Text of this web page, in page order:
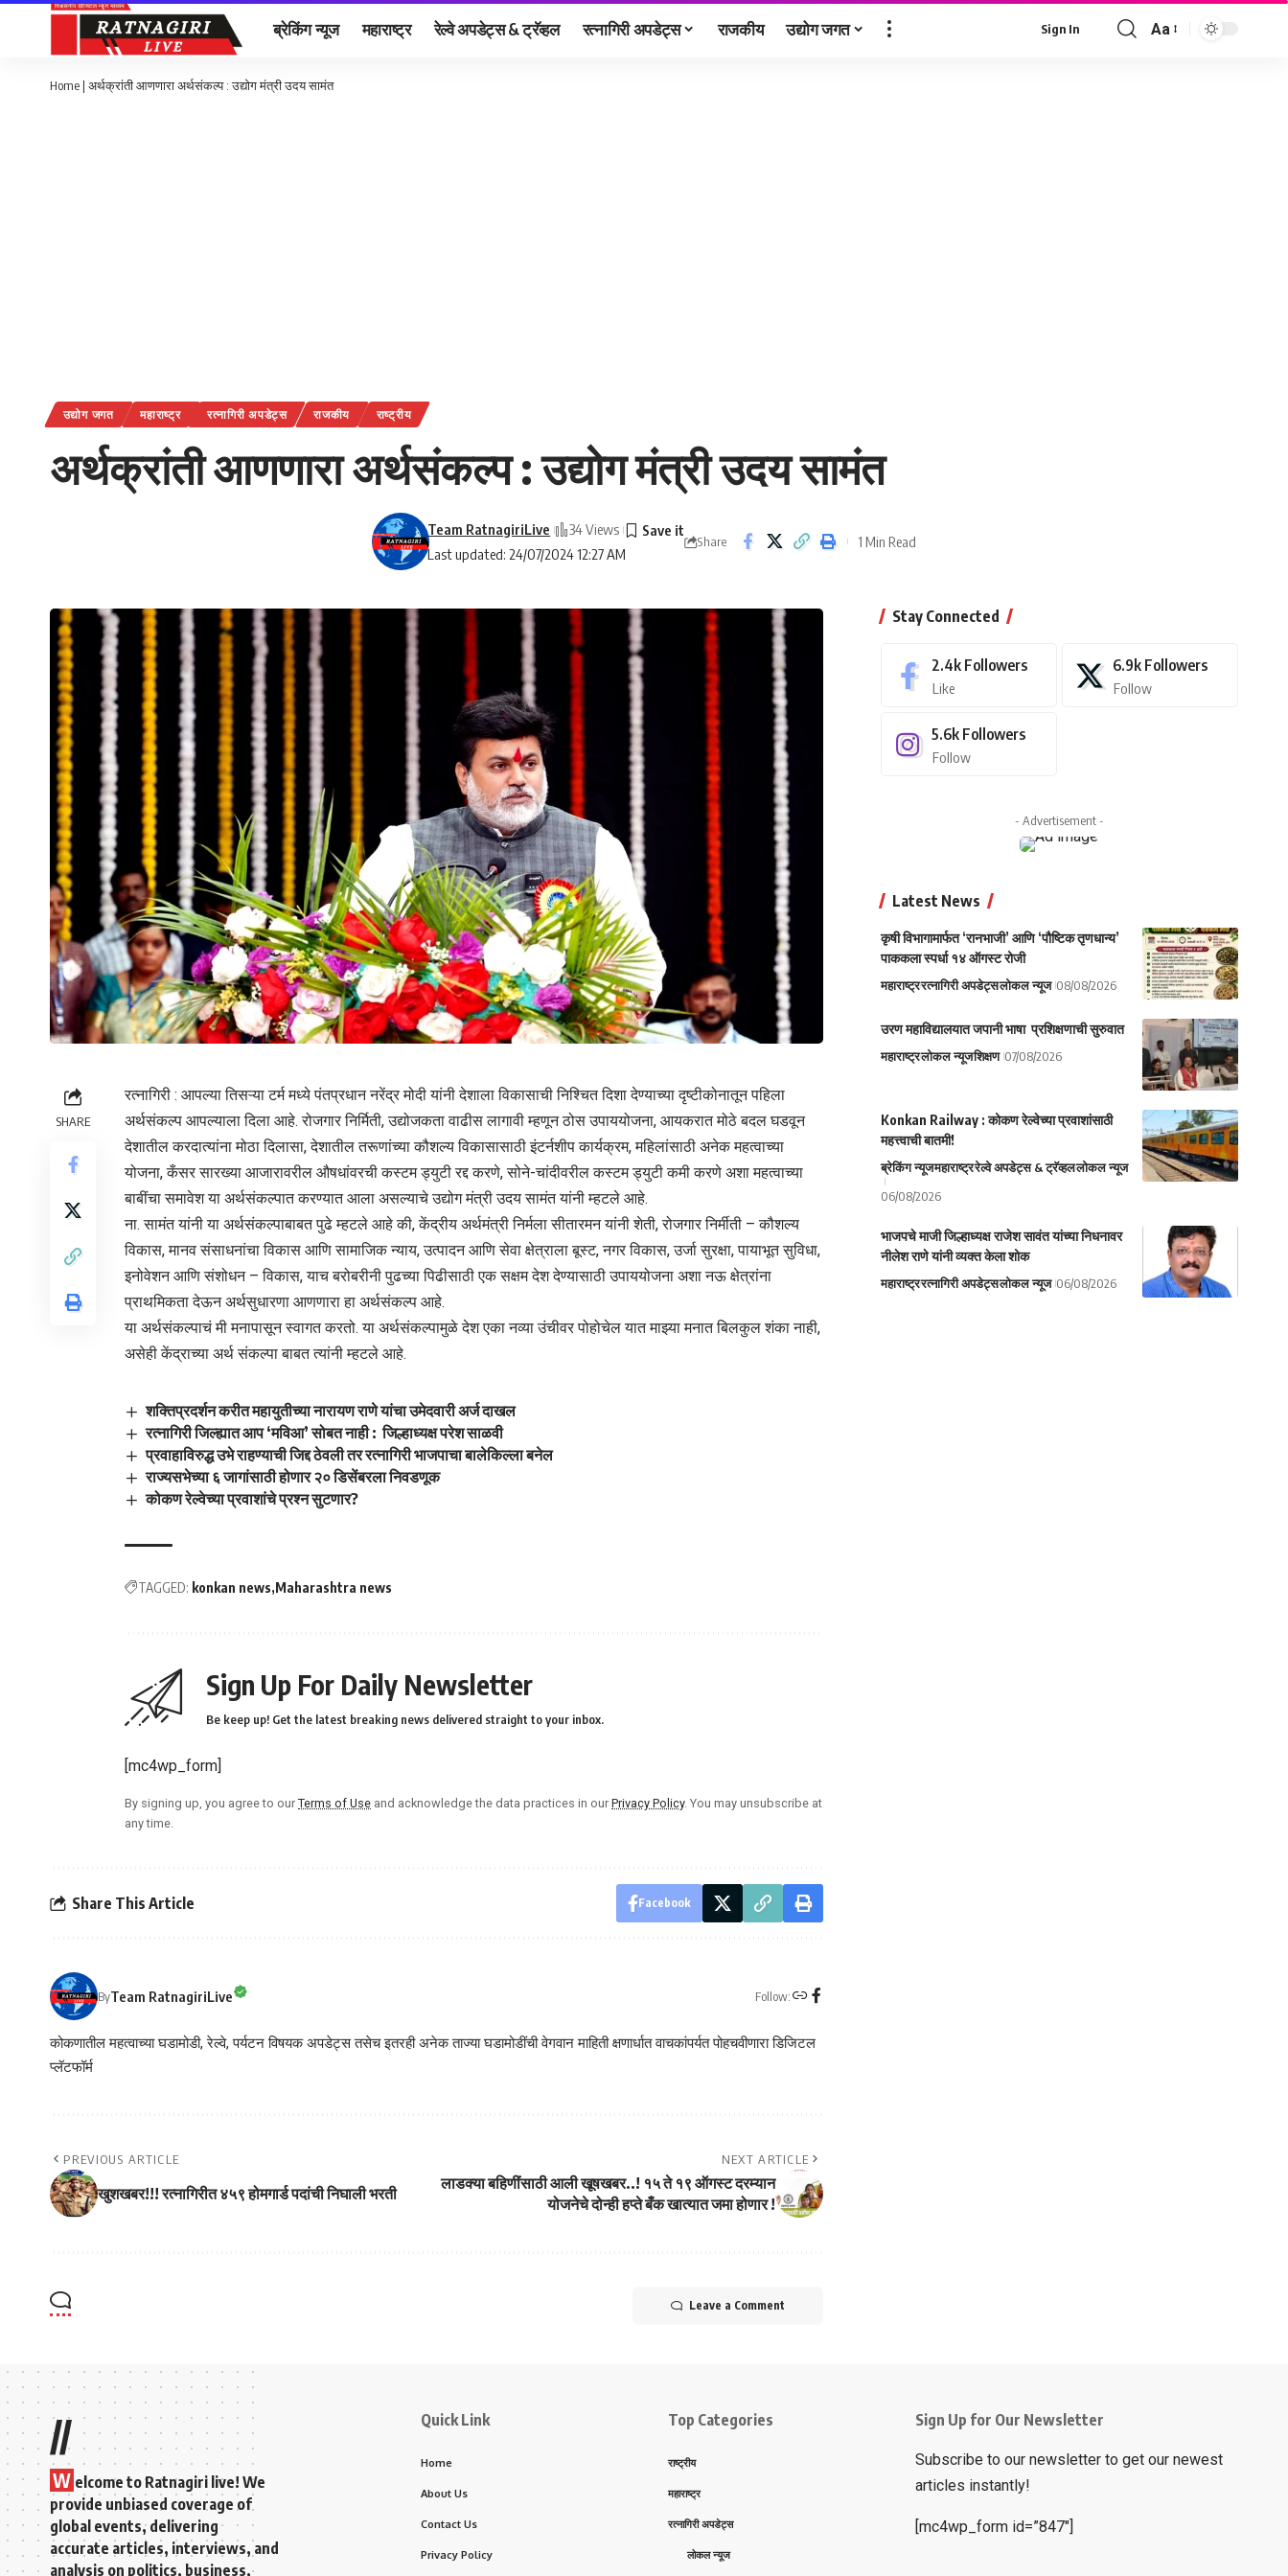
ब्रेकिंग न्यूज महाराष्ट्र रेल्वे अपडेट्स & ट्रॅव्हल रत्नागिरी अपडेट्स राजकीय उद्योग जगत Sign In
Font
Aa
Home | अर्थक्रांती आणणारा अर्थसंकल्प : उद्योग मंत्री उदय सामंत
उद्योग जगत महाराष्ट्र रत्नागिरी अपडेट्स राजकीय राष्ट्रीय
अर्थक्रांती आणणारा अर्थसंकल्प : उद्योग मंत्री उदय सामंत
Last updated: 24/07/2024 12:27 AM
Team RatnagiriLive 34 Views
Share 1 Min Read
SHARE
रत्नागिरी : आपल्या तिसऱ्या टर्म मध्ये पंतप्रधान नरेंद्र मोदी यांनी देशाला विकासाची निश्चित दिशा देण्याच्या दृष्टीकोनातून पहिला
अर्थसंकल्प आपल्याला दिला आहे. रोजगार निर्मिती, उद्योजकता वाढीस लागावी म्हणून ठोस उपाययोजना, आयकरात मोठे बदल घडवून
देशातील करदात्यांना मोठा दिलासा, देशातील तरूणांच्या कौशल्य विकासासाठी इंटर्नशीप कार्यक्रम, महिलांसाठी अनेक महत्वाच्या
योजना, कँसर सारख्या आजारावरील औषधांवरची कस्टम ड्युटी रद्द करणे, सोने-चांदीवरील कस्टम ड्युटी कमी करणे अशा महत्वाच्या
बाबींचा समावेश या अर्थसंकल्पात करण्यात आला असल्याचे उद्योग मंत्री उदय सामंत यांनी म्हटले आहे.
ना. सामंत यांनी या अर्थसंकल्पाबाबत पुढे म्हटले आहे की, केंद्रीय अर्थमंत्री निर्मला सीतारमन यांनी शेती, रोजगार निर्मीती – कौशल्य
विकास, मानव संसाधनांचा विकास आणि सामाजिक न्याय, उत्पादन आणि सेवा क्षेत्राला बूस्ट, नगर विकास, उर्जा सुरक्षा, पायाभूत सुविधा,
इनोवेशन आणि संशोधन – विकास, याच बरोबरीनी पुढच्या पिढीसाठी एक सक्षम देश देण्यासाठी उपाययोजना अशा नऊ क्षेत्रांना
प्राथमिकता देऊन अर्थसुधारणा आणणारा हा अर्थसंकल्प आहे.
या अर्थसंकल्पाचं मी मनापासून स्वागत करतो. या अर्थसंकल्पामुळे देश एका नव्या उंचीवर पोहोचेल यात माझ्या मनात बिलकुल शंका नाही,
असेही केंद्राच्या अर्थ संकल्पा बाबत त्यांनी म्हटले आहे.
शक्तिप्रदर्शन करीत महायुतीच्या नारायण राणे यांचा उमेदवारी अर्ज दाखल
रत्नागिरी जिल्ह्यात आप ‘मविआ’ सोबत नाही : जिल्हाध्यक्ष परेश साळवी
प्रवाहाविरुद्ध उभे राहण्याची जिद्द ठेवली तर रत्नागिरी भाजपाचा बालेकिल्ला बनेल
राज्यसभेच्या ६ जागांसाठी होणार २० डिसेंबरला निवडणूक
कोकण रेल्वेच्या प्रवाशांचे प्रश्न सुटणार?
TAGGED: konkan news Maharashtra news
Sign Up For Daily Newsletter
Be keep up! Get the latest breaking news delivered straight to your inbox.
[mc4wp_form]
By signing up, you agree to our Terms of Use and acknowledge the data practices in our Privacy Policy. You may unsubscribe at
any time.
Share This Article Facebook
ByTeam RatnagiriLive Follow:
कोकणातील महत्वाच्या घडामोडी, रेल्वे, पर्यटन विषयक अपडेट्स तसेच इतरही अनेक ताज्या घडामोडींची वेगवान माहिती क्षणार्धात वाचकांपर्यत पोहचवीणारा डिजिटल
प्लॅटफॉर्म
PREVIOUS ARTICLE
खुशखबर!!! रत्नागिरीत ४५९ होमगार्ड पदांची निघाली भरती
NEXT ARTICLE
लाडक्या बहिणींसाठी आली खूषखबर..! १५ ते १९ ऑगस्ट दरम्यान
योजनेचे दोन्ही हप्ते बँक खात्यात जमा होणार !
Leave a Comment
Stay Connected
2.4k Followers
Like
6.9k Followers
Follow
5.6k Followers
Follow
- Advertisement -
Latest News
कृषी विभागामार्फत ‘रानभाजी’ आणि ‘पौष्टिक तृणधान्य’
पाककला स्पर्धा १४ ऑगस्ट रोजी
महाराष्ट्ररत्नागिरी अपडेट्सलोकल न्यूज 08/08/2026
उरण महाविद्यालयात जपानी भाषा प्रशिक्षणाची सुरुवात
महाराष्ट्रलोकल न्यूजशिक्षण 07/08/2026
Konkan Railway : कोकण रेल्वेच्या प्रवाशांसाठी
महत्त्वाची बातमी!
ब्रेकिंग न्यूजमहाराष्ट्ररेल्वे अपडेट्स & ट्रॅव्हललोकल न्यूज
06/08/2026
भाजपचे माजी जिल्हाध्यक्ष राजेश सावंत यांच्या निधनावर
नीलेश राणे यांनी व्यक्त केला शोक
महाराष्ट्ररत्नागिरी अपडेट्सलोकल न्यूज 06/08/2026
//
W elcome to Ratnagiri live! We
provide unbiased coverage of
global events, delivering
accurate articles, interviews, and
analysis on politics, business,
Quick Link
Home
About Us
Contact Us
Privacy Policy
Top Categories
राष्ट्रीय
महाराष्ट्र
रत्नागिरी अपडेट्स
लोकल न्यूज
Sign Up for Our Newsletter
Subscribe to our newsletter to get our newest
articles instantly!
[mc4wp_form id=”847″]